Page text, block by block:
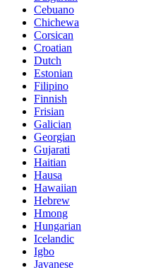
Cebuano
Chichewa
Corsican
Croatian
Dutch
Estonian
Filipino
Finnish
Frisian
Galician
Georgian
Gujarati
Haitian
Hausa
Hawaiian
Hebrew
Hmong
Hungarian
Icelandic
Igbo
Javanese